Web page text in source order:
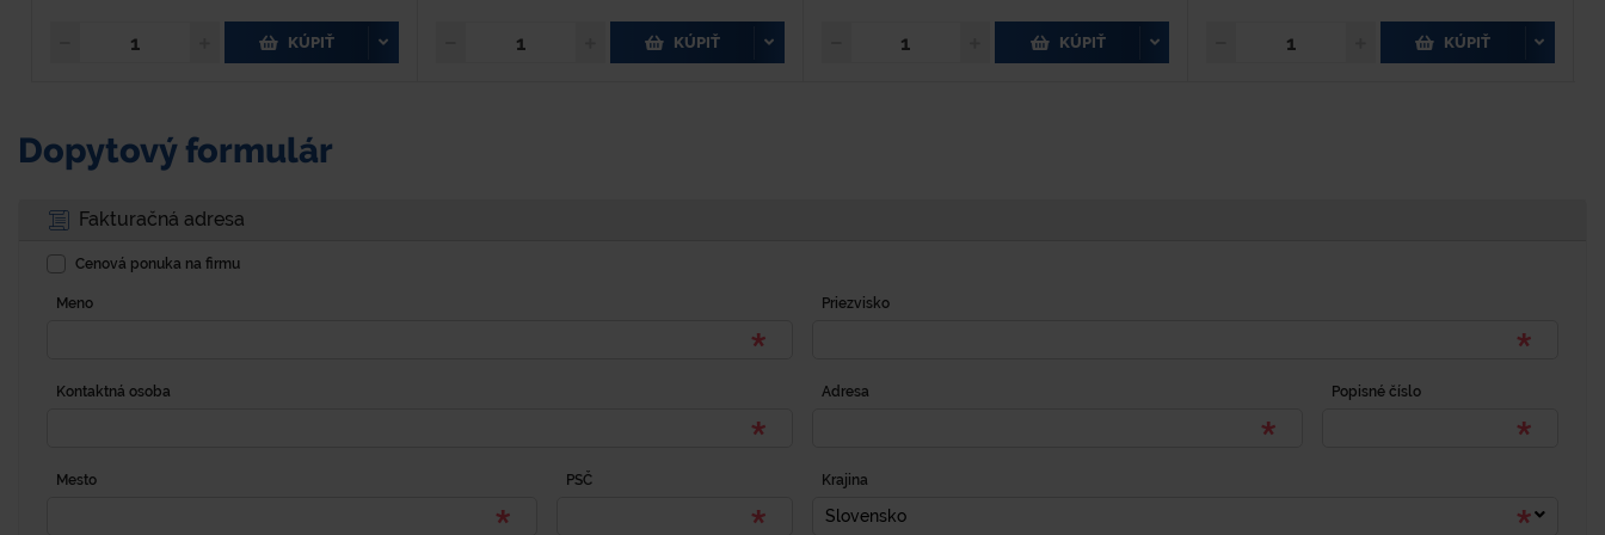
KÚPIŤ KÚPIŤ KÚPIŤ KÚPIŤ
Dopytový formulár
Fakturačná adresa
Cenová ponuka na firmu
Meno Priezvisko
Kontaktná osoba Adresa Popisné číslo
Mesto PSČ Krajina
Slovensko